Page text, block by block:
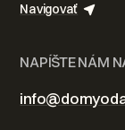
Navigovať
NAPÍŠTE NÁM